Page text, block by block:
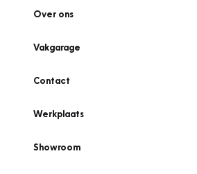
Over ons
Vakgarage
Contact
Werkplaats
Showroom